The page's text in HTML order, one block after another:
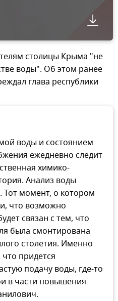
столицы Крыма "не
воды". Об этом ранее
глава республики
воды и состоянием
ежедневно следит
химико-
Анализ воды
Тот момент, о котором
что возможно
связан с тем, что
была смонтирована
столетия. Именно
придется
подачу воды, где-то
в части повышения